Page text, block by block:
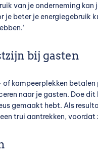
van je onderneming
je beter je energiegebruik
bij gasten
kampeerplekken
naar je gasten. Doe
gemaakt hebt. Als
trui aantrekken,